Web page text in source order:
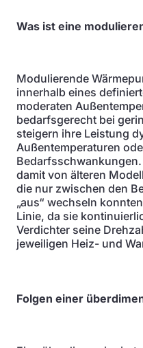
Was ist eine
Modulierende
innerhalb eines
moderaten
bedarfsgerecht bei
steigern ihre Leistung
Außentemperaturen
damit von älteren
die nur zwischen den
„aus“ wechseln
Linie, da sie
Verdichter seine
jeweiligen Heiz- und
Folgen einer